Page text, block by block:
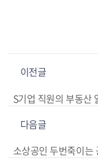
이전글
S기업 직원의 부동산
다음글
소상공인 두번죽이는